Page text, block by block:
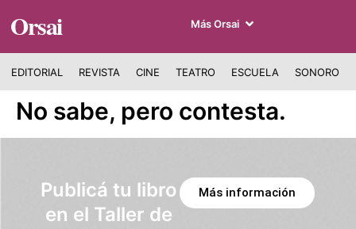
Orsai Más Orsai
EDITORIAL REVISTA CINE TEATRO ESCUELA SONORO
No sabe, pero contesta.
Publicá tu libro
en el Taller de
Más información